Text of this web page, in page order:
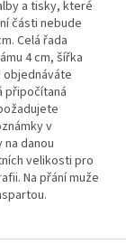
a tisky, které
části nebude
Celá řada
4 cm, šířka
objednáváte
připočítaná
v
danou
velikosti pro
Na přání muže